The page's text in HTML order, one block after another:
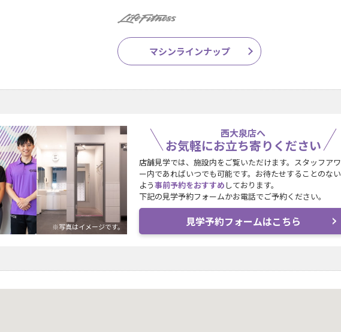
マシンラインナップ
西大泉店へ
お気軽にお立ち寄りください
※写真はイメージです。
店舗見学では、施設内をご覧いただけます。スタッフアワ
ー内であればいつでも可能です。お待たせすることのない
よう事前予約をおすすめ しております。
下記の見学予約フォームかお電話でご予約ください。
見学予約フォームはこちら